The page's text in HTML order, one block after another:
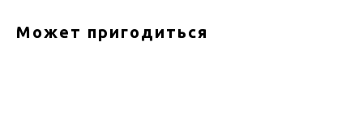
Может пригодиться